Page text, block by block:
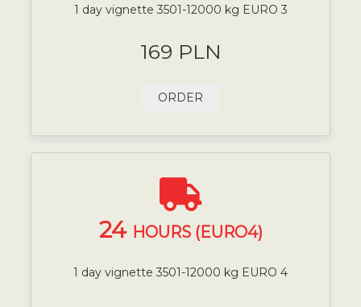
1 day vignette 3501-12000 kg EURO 3
169 PLN
ORDER
24 HOURS (EURO4)
1 day vignette 3501-12000 kg EURO 4